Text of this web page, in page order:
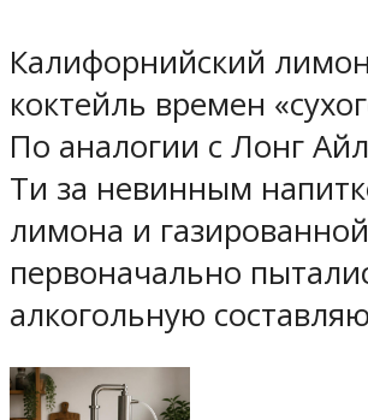
Калифорнийский
коктейль времен
По аналогии с Лонг
Ти за невинным
лимона и
первоначально
алкогольную